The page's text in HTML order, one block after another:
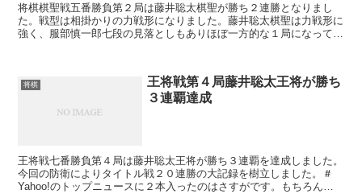
将棋棋聖戦五番勝負第２局は藤井聡太棋聖が勝ち２連勝となりまし
た。戦型は相掛かりの力戦形になりました。藤井聡太棋聖は力戦形に
強く、服部慎一郎七段の見落としもありほぼ一方的な１局になってし
将棋
王将戦第４局藤井聡太王将が勝ち
３連覇達成
王将戦七番勝負第４局は藤井聡太王将が勝ち３連覇を達成しました。
今回の防衛によりタイトル戦２０連勝の大記録を樹立しました。＃
Yahoo!のトップニュースに２本入ったのはさすがです。もちろん２